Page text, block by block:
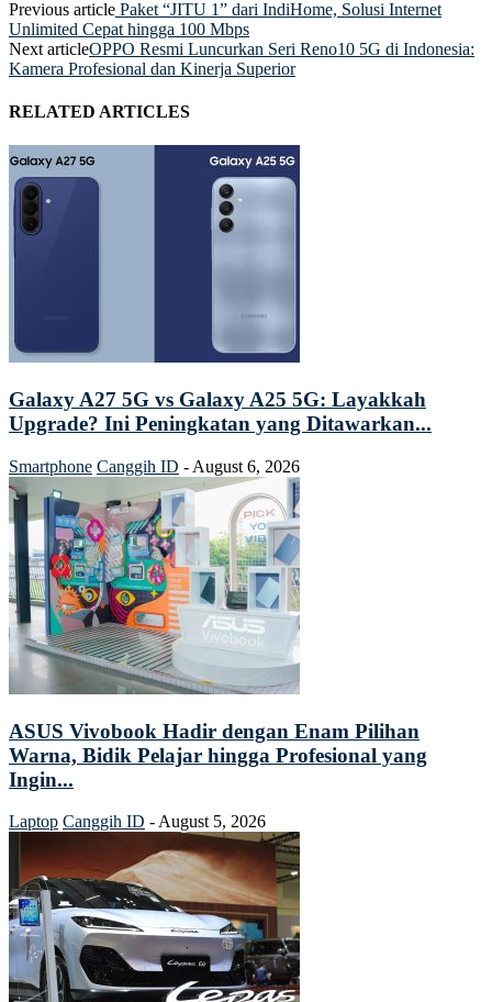
Previous article Paket “JITU 1” dari IndiHome, Solusi Internet
Unlimited Cepat hingga 100 Mbps
Next articleOPPO Resmi Luncurkan Seri Reno10 5G di Indonesia:
Kamera Profesional dan Kinerja Superior
RELATED ARTICLES
Galaxy A27 5G vs Galaxy A25 5G: Layakkah
Upgrade? Ini Peningkatan yang Ditawarkan...
Smartphone Canggih ID - August 6, 2026
ASUS Vivobook Hadir dengan Enam Pilihan
Warna, Bidik Pelajar hingga Profesional yang
Ingin...
Laptop Canggih ID - August 5, 2026